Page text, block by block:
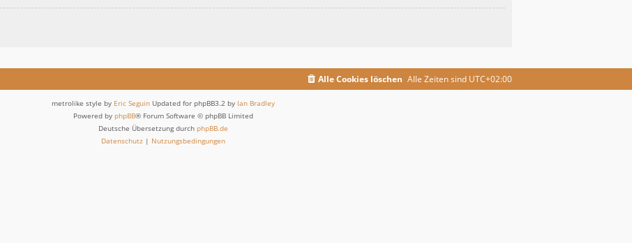
Alle Zeiten sind UTC+02:00
Alle Cookies löschen
metrolike style by Eric Seguin Updated for phpBB3.2 by Ian Bradley
Powered by phpBB® Forum Software © phpBB Limited
Deutsche Übersetzung durch phpBB.de
Datenschutz | Nutzungsbedingungen